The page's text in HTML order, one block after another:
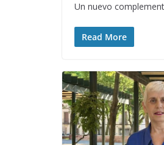
Un nuevo
Read More